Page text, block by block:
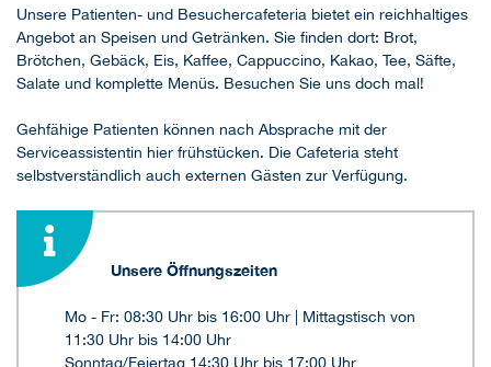
Unsere Patienten- und Besuchercafeteria bietet ein reichhaltiges
Angebot an Speisen und Getränken. Sie finden dort: Brot,
Brötchen, Gebäck, Eis, Kaffee, Cappuccino, Kakao, Tee, Säfte,
Salate und komplette Menüs. Besuchen Sie uns doch mal!
Gehfähige Patienten können nach Absprache mit der
Serviceassistentin hier frühstücken. Die Cafeteria steht
selbstverständlich auch externen Gästen zur Verfügung.
Unsere Öffnungszeiten
Mo - Fr: 08:30 Uhr bis 16:00 Uhr | Mittagstisch von
11:30 Uhr bis 14:00 Uhr
Sonntag/Feiertag 14:30 Uhr bis 17:00 Uhr